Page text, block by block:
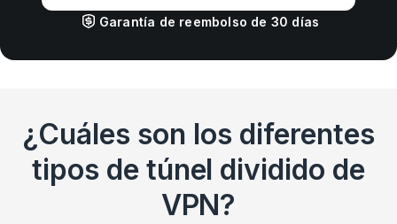
Garantía de reembolso de 30 días
¿Cuáles son los diferentes
tipos de túnel dividido de
VPN?